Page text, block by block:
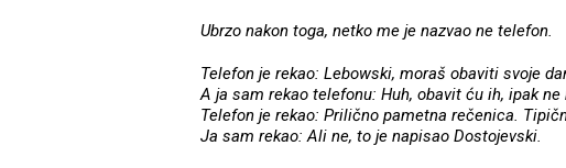
Ubrzo nakon toga, netko me je nazvao ne telefon.
Telefon je rekao: Lebowski, moraš obaviti svoje
A ja sam rekao telefonu: Huh, obavit ću ih, ipak
Telefon je rekao: Prilično pametna rečenica.
Ja sam rekao: Ali ne, to je napisao Dostojevski.